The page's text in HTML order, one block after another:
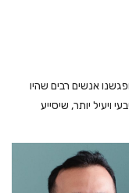
אנשים רבים שהיו
ויעיל יותר, שיסייע